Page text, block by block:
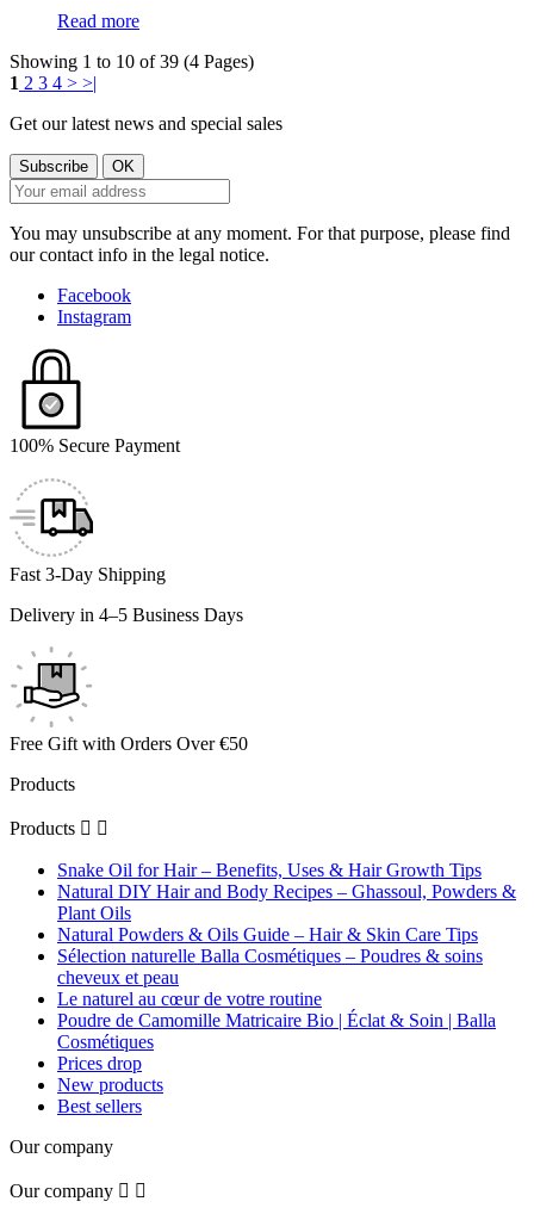
Read more
Showing 1 to 10 of 39 (4 Pages)
1 2 3 4 > >|
Get our latest news and special sales
You may unsubscribe at any moment. For that purpose, please find
our contact info in the legal notice.
Facebook
Instagram
100% Secure Payment
Fast 3-Day Shipping
Delivery in 4–5 Business Days
Free Gift with Orders Over €50
Products
Products  
Snake Oil for Hair – Benefits, Uses & Hair Growth Tips
Natural DIY Hair and Body Recipes – Ghassoul, Powders &
Plant Oils
Natural Powders & Oils Guide – Hair & Skin Care Tips
Sélection naturelle Balla Cosmétiques – Poudres & soins
cheveux et peau
Le naturel au cœur de votre routine
Poudre de Camomille Matricaire Bio | Éclat & Soin | Balla
Cosmétiques
Prices drop
New products
Best sellers
Our company
Our company  